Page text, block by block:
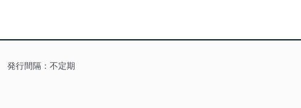
に適合させます。
発行間隔：不定期